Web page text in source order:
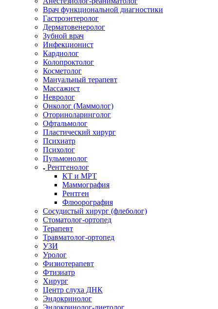
Врач функциональной диагностики
Гастроэнтеролог
Дерматовенеролог
Зубной врач
Инфекционист
Кардиолог
Колопроктолог
Косметолог
Мануальный терапевт
Массажист
Невролог
Онколог (Маммолог)
Оториноларинголог
Офтальмолог
Пластический хирург
Психиатр
Психолог
Пульмонолог
Рентгенолог
КТ и МРТ
Маммография
Рентген
Флюорография
Сосудистый хирург (флеболог)
Стоматолог-ортопед
Терапевт
Травматолог-ортопед
УЗИ
Уролог
Физиотерапевт
Фтизиатр
Хирург
Центр слуха ДНК
Эндокринолог
Эндокринолог-диетолог